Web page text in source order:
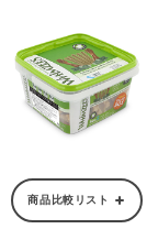
商品比較リスト